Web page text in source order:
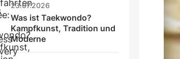
23.07.2026
Was ist Taekwondo?
Kampfkunst, Tradition und
Moderne